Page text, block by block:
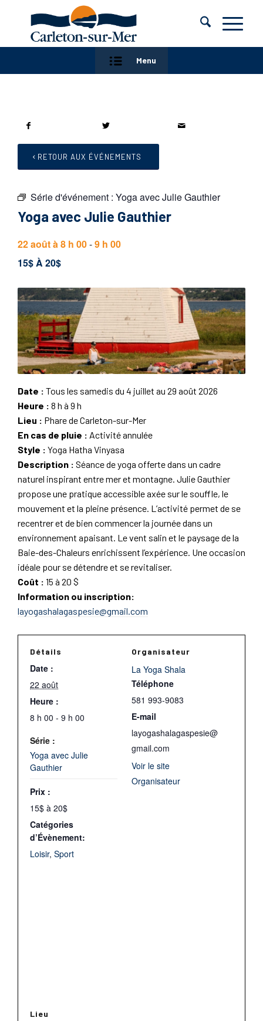
Menu
RETOUR AUX ÉVÉNEMENTS
Série d'événement : Yoga avec Julie Gauthier
Yoga avec Julie Gauthier
22 août à 8 h 00-9 h 00
15$ À 20$
Date : Tous les samedis du 4 juillet au 29 août 2026
Heure : 8 h à 9 h
Lieu : Phare de Carleton-sur-Mer
En cas de pluie : Activité annulée
Style : Yoga Hatha Vinyasa
Description : Séance de yoga offerte dans un cadre
naturel inspirant entre mer et montagne. Julie Gauthier
propose une pratique accessible axée sur le souffle, le
mouvement et la pleine présence. L’activité permet de se
recentrer et de bien commencer la journée dans un
environnement apaisant. Le vent salin et le paysage de la
Baie-des-Chaleurs enrichissent l’expérience. Une occasion
idéale pour se détendre et se revitaliser.
Coût : 15 à 20 $
Information ou inscription:
layogashalagaspesie@gmail.com
Détails
Date :
22 août
Heure :
8 h 00 - 9 h 00
Série :
Yoga avec Julie
Gauthier
Prix :
15$ à 20$
Catégories
d’Évènement:
Loisir, Sport
Organisateur
La Yoga Shala
Téléphone
581 993-9083
E-mail
layogashalagaspesie@
gmail.com
Voir le site
Organisateur
Lieu